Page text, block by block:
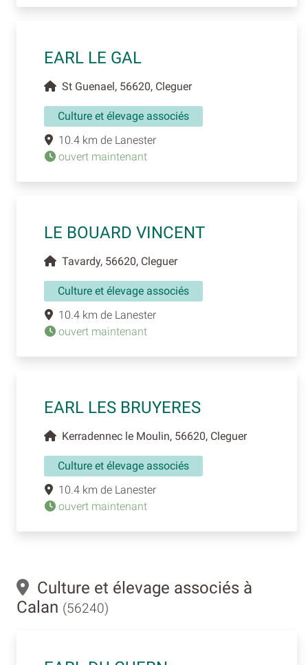
EARL LE GAL
St Guenael, 56620, Cleguer
Culture et élevage associés
10.4 km de Lanester
ouvert maintenant
LE BOUARD VINCENT
Tavardy, 56620, Cleguer
Culture et élevage associés
10.4 km de Lanester
ouvert maintenant
EARL LES BRUYERES
Kerradennec le Moulin, 56620, Cleguer
Culture et élevage associés
10.4 km de Lanester
ouvert maintenant
Culture et élevage associés à
Calan (56240)